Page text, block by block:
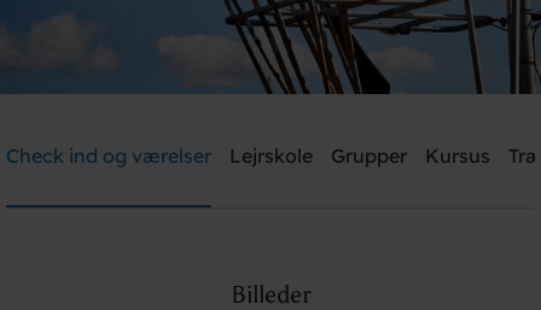
Brug for hjælp? Ring+45 2239 4183
Check ind og værelser Lejrskole Grupper Kursus
Billeder